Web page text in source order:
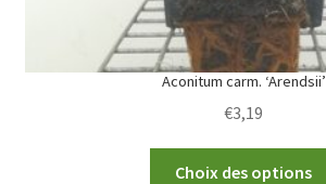
Aconitum carm. ‘Arendsii’
€3,19
Choix des options